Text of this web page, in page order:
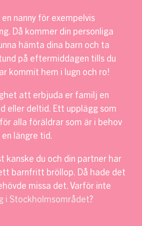
nanny för exempelvis
Då kommer din personliga
hämta dina barn och ta
på eftermiddagen tills du
kommit hem i lugn och ro!
att erbjuda er familj en
eller deltid. Ett upplägg som
alla föräldrar som är i behov
längre tid.
kanske du och din partner har
barnfritt bröllop. Då hade det
missa det. Varför inte
i Stockholmsområdet?